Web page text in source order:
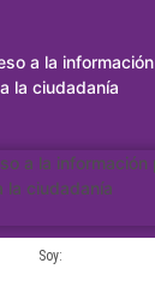
a la
la ciudadanía
a la información
la ciudadanía
Soy: